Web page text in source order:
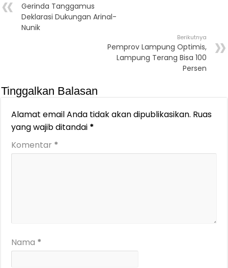
Gerinda Tanggamus
Deklarasi Dukungan Arinal-
Nunik
Berikutnya
Pemprov Lampung Optimis,
Lampung Terang Bisa 100
Persen
Tinggalkan Balasan
Alamat email Anda tidak akan dipublikasikan. Ruas
yang wajib ditandai *
Komentar *
Nama *